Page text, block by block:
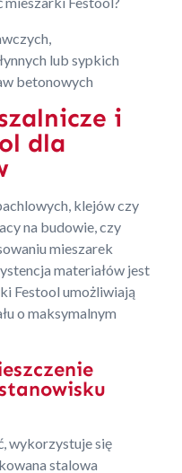
lub sypkich
betonowych
i
dla
klejów czy
na budowie, czy
mieszarek
materiałów jest
Festool umożliwiają
o maksymalnym
wykorzystuje się
stalowa